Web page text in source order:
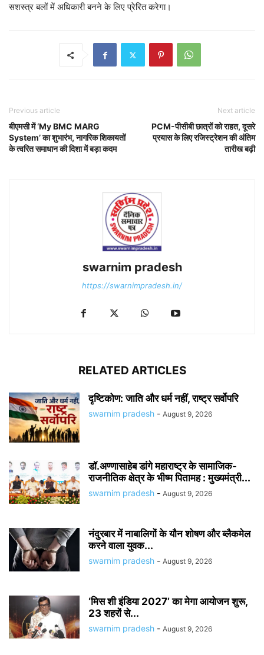
सशस्त्र बलों में अधिकारी बनने के लिए प्रेरित करेगा।
Previous article
बीएमसी में ‘My BMC MARG
System’ का शुभारंभ, नागरिक शिकायतों
के त्वरित समाधान की दिशा में बड़ा कदम
Next article
PCM-पीसीबी छात्रों को राहत, दूसरे
प्रयास के लिए रजिस्ट्रेशन की अंतिम
तारीख बढ़ी
swarnim pradesh
https://swarnimpradesh.in/
RELATED ARTICLES
दृष्टिकोण: जाति और धर्म नहीं, राष्ट्र सर्वोपरि
swarnim pradesh - August 9, 2026
डॉ.अण्णासाहेब डांगे महाराष्ट्र के सामाजिक-
राजनीतिक क्षेत्र के भीष्म पितामह : मुख्यमंत्री...
swarnim pradesh - August 9, 2026
नंदुरबार में नाबालिगों के यौन शोषण और ब्लैकमेल
करने वाला युवक...
swarnim pradesh - August 9, 2026
‘मिस शी इंडिया 2027’ का मेगा आयोजन शुरू,
23 शहरों से...
swarnim pradesh - August 9, 2026